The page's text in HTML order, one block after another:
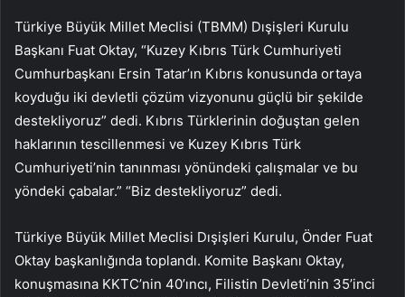
Türkiye Büyük Millet Meclisi (TBMM) Dışişleri Kurulu
Başkanı Fuat Oktay, “Kuzey Kıbrıs Türk Cumhuriyeti
Cumhurbaşkanı Ersin Tatar’ın Kıbrıs konusunda ortaya
koyduğu iki devletli çözüm vizyonunu güçlü bir şekilde
destekliyoruz” dedi. Kıbrıs Türklerinin doğuştan gelen
haklarının tescillenmesi ve Kuzey Kıbrıs Türk
Cumhuriyeti’nin tanınması yönündeki çalışmalar ve bu
yöndeki çabalar.” “Biz destekliyoruz” dedi.
Türkiye Büyük Millet Meclisi Dışişleri Kurulu, Önder Fuat
Oktay başkanlığında toplandı. Komite Başkanı Oktay,
konuşmasına KKTC’nin 40’ıncı, Filistin Devleti’nin 35’inci